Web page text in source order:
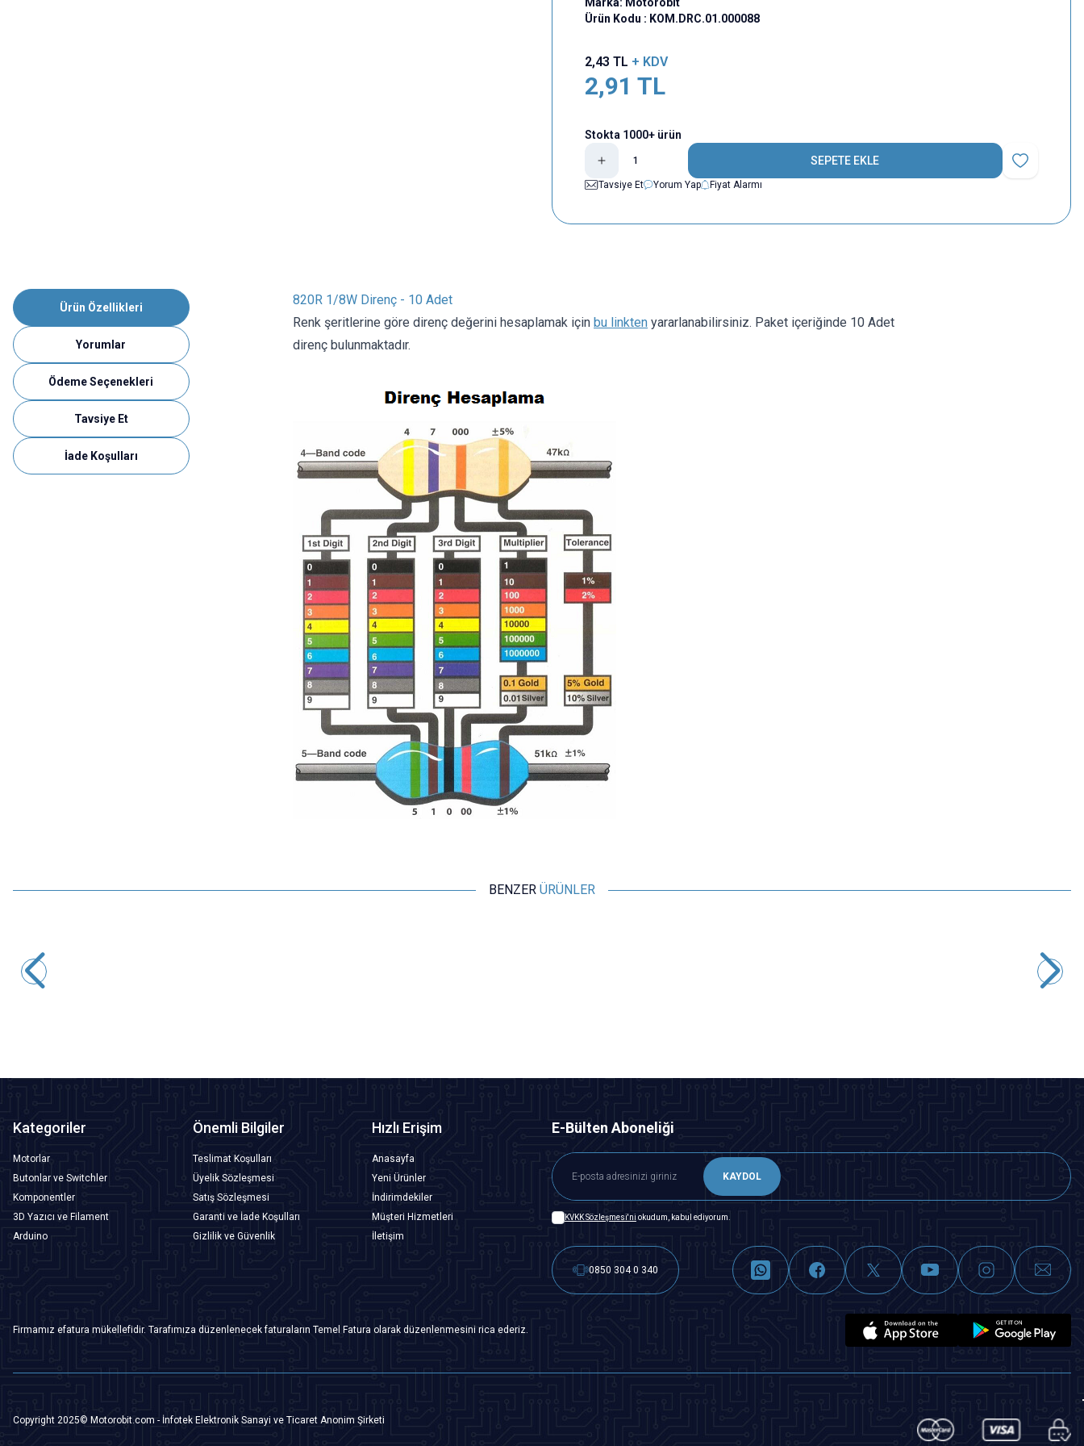
Ürün Kodu : KOM.DRC.01.000088
2,43 TL + KDV
2,91 TL
Stokta 1000+ ürün
SEPETE EKLE
Favoriye Ekle
Tavsiye Et
Yorum Yap Fiyat Alarmı
Ürün Özellikleri
Yorumlar
Ödeme Seçenekleri
Tavsiye Et
İade Koşulları
820R 1/8W Direnç - 10 Adet
Renk şeritlerine göre direnç değerini hesaplamak için bu linkten yararlanabilirsiniz. Paket içeriğinde 10 Adet
direnç bulunmaktadır.
BENZER ÜRÜNLER
Kategoriler
Motorlar
Butonlar ve Switchler
Komponentler
3D Yazıcı ve Filament
Arduino
Önemli Bilgiler
Teslimat Koşulları
Üyelik Sözleşmesi
Satış Sözleşmesi
Garanti ve İade Koşulları
Gizlilik ve Güvenlik
Hızlı Erişim
Anasayfa
Yeni Ürünler
İndirimdekiler
Müşteri Hizmetleri
İletişim
E-Bülten Aboneliği
KAYDOL
KVKK Sözleşmesi'ni okudum, kabul ediyorum.
0850 304 0 340
Firmamız efatura mükellefidir. Tarafımıza düzenlenecek faturaların Temel Fatura olarak düzenlenmesini rica ederiz.
Copyright 2025© Motorobit.com - İnfotek Elektronik Sanayi ve Ticaret Anonim Şirketi